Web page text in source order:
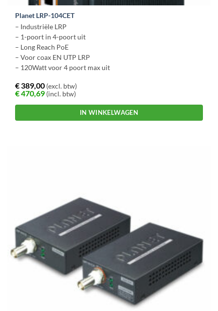
Planet LRP-104CET
– Industriële LRP
– 1-poort in 4-poort uit
– Long Reach PoE
– Voor coax EN UTP LRP
– 120Watt voor 4 poort max uit
€389,00 (excl. btw)
€470,69 (incl. btw)
IN WINKELWAGEN